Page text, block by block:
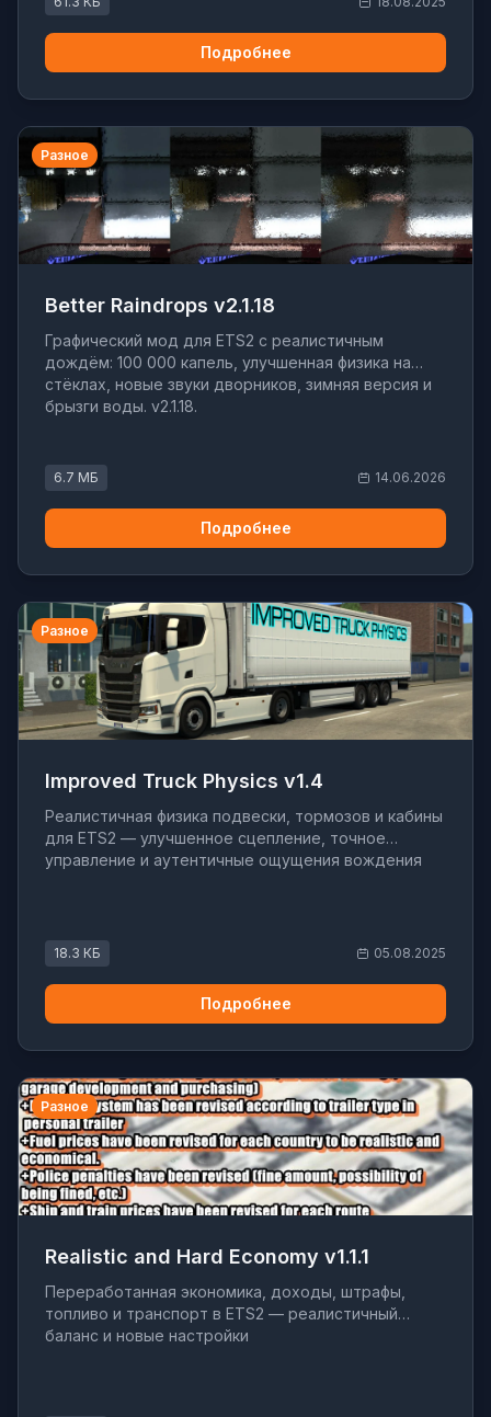
Подробнее
Разное
Better Raindrops v2.1.18
Графический мод для ETS2 с реалистичным
дождём: 100 000 капель, улучшенная физика на
стёклах, новые звуки дворников, зимняя версия и
брызги воды. v2.1.18.
6.7 МБ 14.06.2026
Подробнее
Разное
Improved Truck Physics v1.4
Реалистичная физика подвески, тормозов и кабины
для ETS2 — улучшенное сцепление, точное
управление и аутентичные ощущения вождения
18.3 КБ 05.08.2025
Подробнее
Разное
Realistic and Hard Economy v1.1.1
Переработанная экономика, доходы, штрафы,
топливо и транспорт в ETS2 — реалистичный
баланс и новые настройки